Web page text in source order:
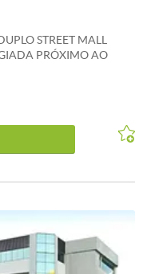
STREET MALL
PRÓXIMO AO
- Sol